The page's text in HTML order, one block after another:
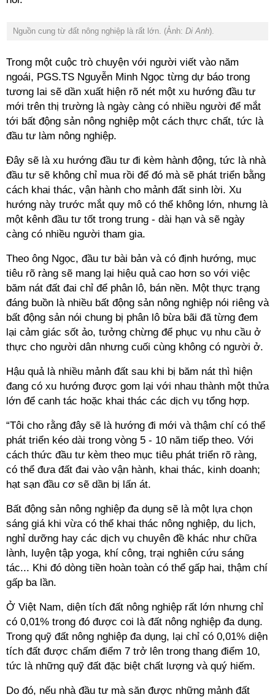
Nguồn cung từ đất nông nghiệp là rất lớn. (Ảnh: Di Anh).
Trong một cuộc trò chuyện với người viết vào năm
ngoái, PGS.TS Nguyễn Minh Ngọc từng dự báo trong
tương lai sẽ dần xuất hiện rõ nét một xu hướng đầu tư
mới trên thị trường là ngày càng có nhiều người để mắt
tới bất động sản nông nghiệp một cách thực chất, tức là
đầu tư làm nông nghiệp.
Đây sẽ là xu hướng đầu tư đi kèm hành động, tức là nhà
đầu tư sẽ không chỉ mua rồi để đó mà sẽ phát triển bằng
cách khai thác, vận hành cho mảnh đất sinh lời. Xu
hướng này trước mắt quy mô có thể không lớn, nhưng là
một kênh đầu tư tốt trong trung - dài hạn và sẽ ngày
càng có nhiều người tham gia.
Theo ông Ngọc, đầu tư bài bản và có định hướng, mục
tiêu rõ ràng sẽ mang lại hiệu quả cao hơn so với việc
băm nát đất đai chỉ để phân lô, bán nền. Một thực trạng
đáng buồn là nhiều bất động sản nông nghiệp nói riêng và
bất động sản nói chung bị phân lô bừa bãi đã từng đem
lại cảm giác sốt ảo, tưởng chừng để phục vụ nhu cầu ở
thực cho người dân nhưng cuối cùng không có người ở.
Hậu quả là nhiều mảnh đất sau khi bị băm nát thì hiện
đang có xu hướng được gom lại với nhau thành một thửa
lớn để canh tác hoặc khai thác các dịch vụ tổng hợp.
“Tôi cho rằng đây sẽ là hướng đi mới và thậm chí có thể
phát triển kéo dài trong vòng 5 - 10 năm tiếp theo. Với
cách thức đầu tư kèm theo mục tiêu phát triển rõ ràng,
có thể đưa đất đai vào vận hành, khai thác, kinh doanh;
hạt sạn đầu cơ sẽ dần bị lấn át.
Bất động sản nông nghiệp đa dụng sẽ là một lựa chọn
sáng giá khi vừa có thể khai thác nông nghiệp, du lịch,
nghỉ dưỡng hay các dịch vụ chuyên đề khác như chữa
lành, luyện tập yoga, khí công, trại nghiên cứu sáng
tác... Khi đó dòng tiền hoàn toàn có thể gấp hai, thậm chí
gấp ba lần.
Ở Việt Nam, diện tích đất nông nghiệp rất lớn nhưng chỉ
có 0,01% trong đó được coi là đất nông nghiệp đa dụng.
Trong quỹ đất nông nghiệp đa dụng, lại chỉ có 0,01% diện
tích đất được chấm điểm 7 trở lên trong thang điểm 10,
tức là những quỹ đất đặc biệt chất lượng và quý hiếm.
Do đó, nếu nhà đầu tư mà săn được những mảnh đất